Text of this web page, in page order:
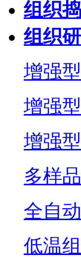
组织
组织
增强
增强
增强
多样
全自
低温